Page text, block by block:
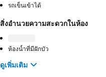
รถเข็นเข้าได้
สิ่งอำนวยความสะดวกในห้อง
ห้องน้ำที่มีฝักบัว
ดูเพิ่มเติม